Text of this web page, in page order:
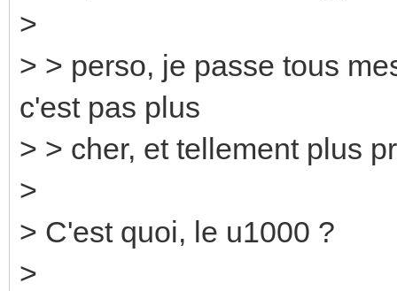
>
> > perso, je passe tous
c'est pas plus
> > cher, et tellement plus
>
> C'est quoi, le u1000 ?
>